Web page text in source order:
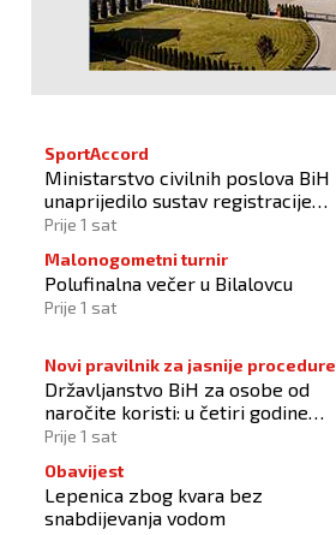
SportAccord
Ministarstvo civilnih poslova BiH
unaprijedilo sustav registracije
sportskih organizacija
Prije 1 sat
Malonogometni turnir
Polufinalna večer u Bilalovcu
Prije 1 sat
Novi pravilnik za jasnije procedure
Državljanstvo BiH za osobe od
naročite koristi: u četiri godine
odobrena 43 zahtjeva
Prije 1 sat
Obavijest
Lepenica zbog kvara bez
snabdijevanja vodom